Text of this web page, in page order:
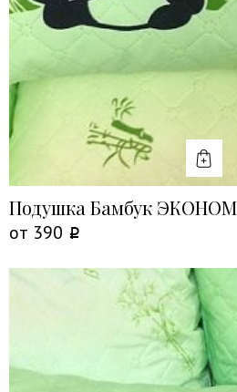
Подушка Бамбук ЭКОНОМ
от 390